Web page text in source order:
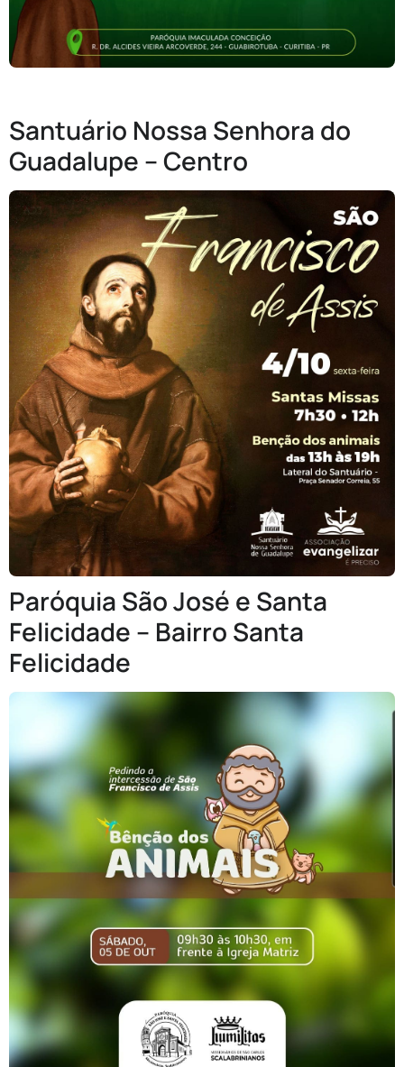
Santuário Nossa Senhora do
Guadalupe – Centro
Paróquia São José e Santa
Felicidade – Bairro Santa
Felicidade